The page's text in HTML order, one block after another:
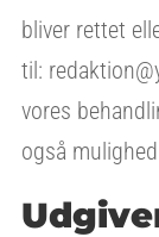
bliver rettet
til:
vores
også